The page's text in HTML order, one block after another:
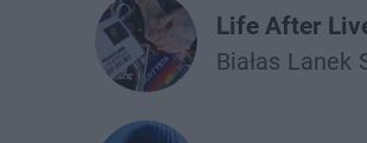
Life After
Białas Lanek